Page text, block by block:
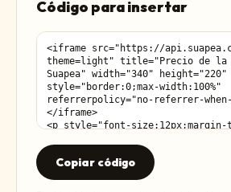
Código para insertar
Código del widget para copiar
Copiar código